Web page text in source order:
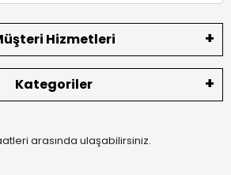
Hizmetleri
Kategoriler
arasında ulaşabilirsiniz.